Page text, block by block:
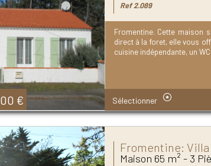
€
Ref 2.089
Fromentine. Cette maison
direct à la foret, elle vous
cuisine indépendante, un
Sélectionner
Fromentine: Villa
Maison 65 m² - 3